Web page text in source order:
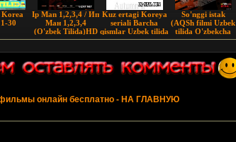
30
Ip Man 1,2,3,4 / Ип
Ман 1,2,3,4
(O'zbek Tilida)HD
Kuz ertagi Koreya
seriali Barcha
qismlar Uzbek tilida
So'nggi istak
(AQSh filmi Uzbek
tilida O'zbekcha
2020 )
онлайн бесплатно- НА ГЛАВНУЮ